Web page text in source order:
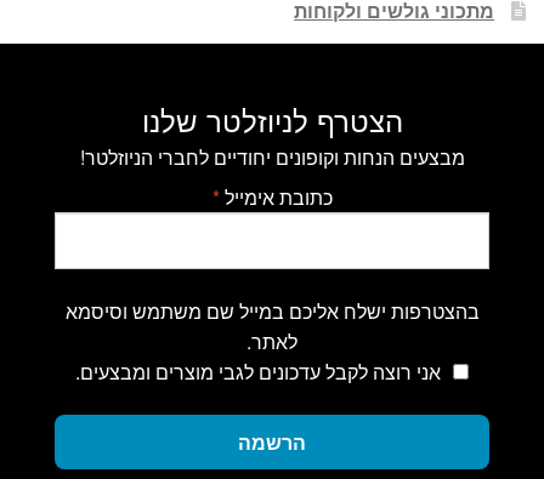
מתכוני גולשים ולקוחות
הצטרף לניוזלטר שלנו
מבצעים הנחות וקופונים יחודיים לחברי הניוזלטר!
כתובת אימייל*
בהצטרפות ישלח אליכם במייל שם משתמש וסיסמא
לאתר.
אני רוצה לקבל עדכונים לגבי מוצרים ומבצעים.
הרשמה